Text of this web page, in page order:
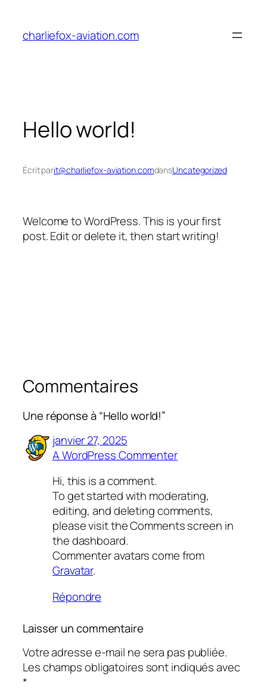
contenu
charliefox-aviation.com
Hello world!
Écrit parit@charliefox-aviation.comdansUncategorized
Welcome to WordPress. This is your first
post. Edit or delete it, then start writing!
Commentaires
Une réponse à “Hello world!”
janvier 27, 2025
A WordPress Commenter
Hi, this is a comment.
To get started with moderating,
editing, and deleting comments,
please visit the Comments screen in
the dashboard.
Commenter avatars come from
Gravatar.
Répondre
Laisser un commentaire
Votre adresse e-mail ne sera pas publiée.
Les champs obligatoires sont indiqués avec
*